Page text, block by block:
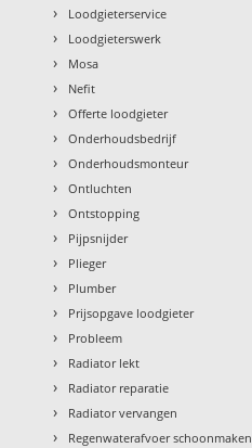
› Loodgieterservice
› Loodgieterswerk
› Mosa
› Nefit
› Offerte loodgieter
› Onderhoudsbedrijf
› Onderhoudsmonteur
› Ontluchten
› Ontstopping
› Pijpsnijder
› Plieger
› Plumber
› Prijsopgave loodgieter
› Probleem
› Radiator lekt
› Radiator reparatie
› Radiator vervangen
› Regenwaterafvoer schoonmaken